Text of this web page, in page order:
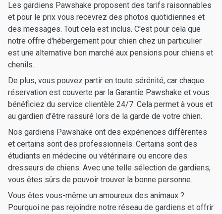
Les gardiens Pawshake proposent des tarifs raisonnables
et pour le prix vous recevrez des photos quotidiennes et
des messages. Tout cela est inclus. C'est pour cela que
notre offre d'hébergement pour chien chez un particulier
est une alternative bon marché aux pensions pour chiens et
chenils.
De plus, vous pouvez partir en toute sérénité, car chaque
réservation est couverte par la Garantie Pawshake et vous
bénéficiez du service clientèle 24/7. Cela permet à vous et
au gardien d'être rassuré lors de la garde de votre chien.
Nos gardiens Pawshake ont des expériences différentes
et certains sont des professionnels. Certains sont des
étudiants en médecine ou vétérinaire ou encore des
dresseurs de chiens. Avec une telle sélection de gardiens,
vous êtes sûrs de pouvoir trouver la bonne personne.
Vous êtes vous-même un amoureux des animaux ?
Pourquoi ne pas rejoindre notre réseau de gardiens et offrir